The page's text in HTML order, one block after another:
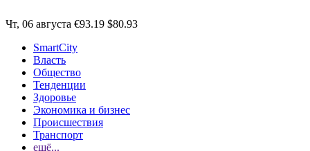
Чт, 06 августа €93.19 $80.93
SmartCity
Власть
Общество
Тенденции
Здоровье
Экономика и бизнес
Происшествия
Транспорт
ещё...